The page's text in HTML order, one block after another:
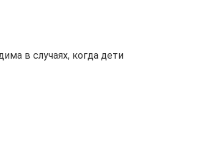
в случаях, когда дети